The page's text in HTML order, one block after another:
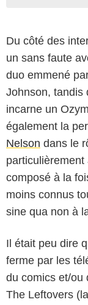
Du côté des
un sans faute
duo emmené
Johnson, tandis
incarne un
également la
Nelson dans le
composé à la
moins connus
sine qua non à
Il était peu dire
ferme par les
du comics et/ou
The Leftovers